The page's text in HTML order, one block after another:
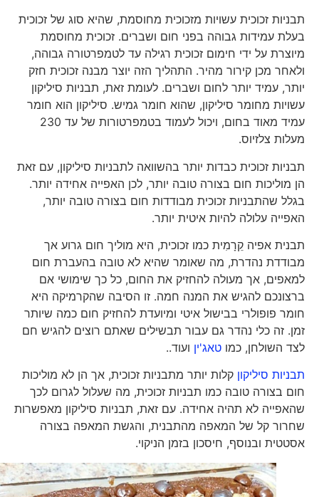
תבניות זכוכית עשויות מזכוכית מחוסמת, שהיא סוג של זכוכית
בעלת עמידות גבוהה בפני חום ושברים. זכוכית מחוסמת
מיוצרת על ידי חימום זכוכית רגילה עד לטמפרטורה גבוהה,
ולאחר מכן קירור מהיר. התהליך הזה יוצר מבנה זכוכית חזק
יותר, עמיד יותר לחום ושברים. לעומת זאת, תבניות סיליקון
עשויות מחומר סיליקון, שהוא חומר גמיש. סיליקון הוא חומר
עמיד מאוד בחום, ויכול לעמוד בטמפרטורות של עד 230
מעלות צלזיוס.
תבניות זכוכית כבדות יותר בהשוואה לתבניות סיליקון, עם זאת
הן מוליכות חום בצורה טובה יותר, לכן האפייה אחידה יותר.
בגלל שהתבניות זכוכית מבודדות חום בצורה טובה יותר,
האפייה עלולה להיות איטית יותר.
תבנית אפיה קֵרָמִית כמו זכוכית, היא מוליך חום גרוע אך
מבודדת נהדרת, מה שאומר שהיא לא טובה בהעברת חום
למאפים, אך מעולה להחזיק את החום, כל כך שימושי אם
ברצונכם להגיש את המנה חמה. זו הסיבה שהקרמיקה היא
חומר פופולרי בבישול איטי ומיועדת להחזיק חום כמה שיותר
זמן. זה כלי נהדר גם עבור תבשילים שאתם רוצים להגיש חם
לצד השולחן, כמוטאג'יןועוד..
תבניות סיליקוןקלות יותר מתבניות זכוכית, אך הן לא מוליכות
חום בצורה טובה כמו תבניות זכוכית, מה שעלול לגרום לכך
שהאפייה לא תהיה אחידה. עם זאת, תבניות סיליקון מאפשרות
שחרור קל של המאפה מהתבנית, והגשת המאפה בצורה
אסטטית ובנוסף, חיסכון בזמן הניקוי.